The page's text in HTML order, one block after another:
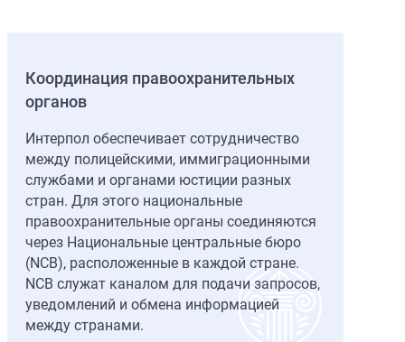
Координация правоохранительных
органов
Интерпол обеспечивает сотрудничество
между полицейскими, иммиграционными
службами и органами юстиции разных
стран. Для этого национальные
правоохранительные органы соединяются
через Национальные центральные бюро
(NCB), расположенные в каждой стране.
NCB служат каналом для подачи запросов,
уведомлений и обмена информацией
между странами.